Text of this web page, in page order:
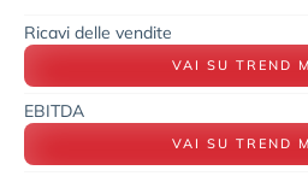
Ricavi delle vendite
VAI SU TREND
EBITDA
VAI SU TREND